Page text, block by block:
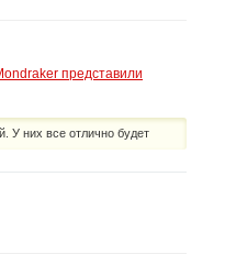
представили
У них все отлично будет